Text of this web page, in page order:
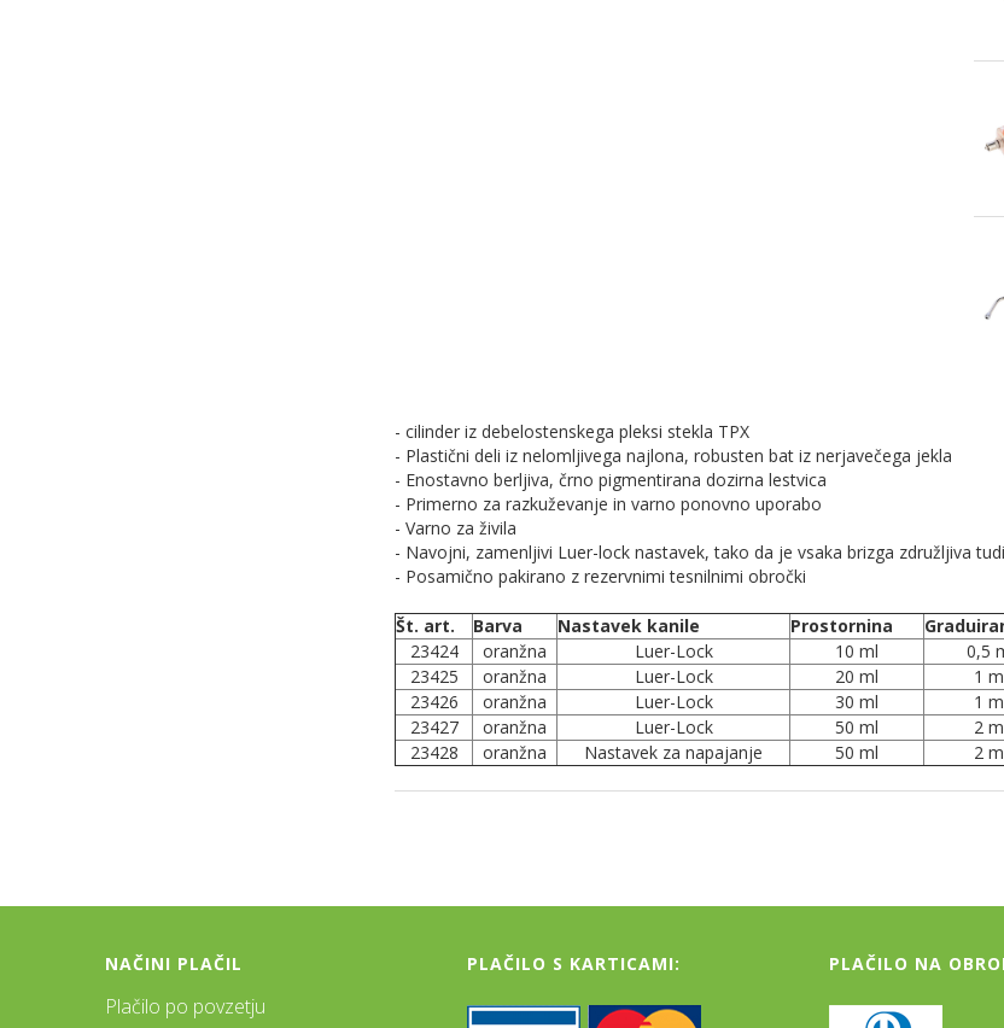
- cilinder iz debelostenskega pleksi stekla TPX
- Plastični deli iz nelomljivega najlona, ​​robusten bat iz nerjavečega jekla
- Enostavno berljiva, črno pigmentirana dozirna lestvica
- Primerno za razkuževanje in varno ponovno uporabo
- Varno za živila
- Navojni, zamenljivi Luer-lock nastavek, tako da je vsaka brizga združljiva
- Posamično pakirano z rezervnimi tesnilnimi obročki
Št. art. Barva Nastavek kanile Prostornina
23424
oranžna Luer-Lock 10 ml
0,5
23425
oranžna Luer-Lock 20 ml
1
23426
oranžna Luer-Lock 30 ml
1
23427
oranžna Luer-Lock 50 ml
2
23428
oranžna Nastavek za napajanje 50 ml 2
NAČINI PLAČIL
Plačilo po povzetju
PLAČILO S KARTICAMI: PLAČILO NA